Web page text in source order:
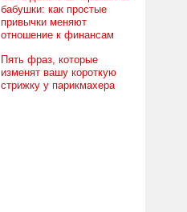
бабушки: как простые
привычки меняют
отношение к финансам
Пять фраз, которые
изменят вашу короткую
стрижку у парикмахера